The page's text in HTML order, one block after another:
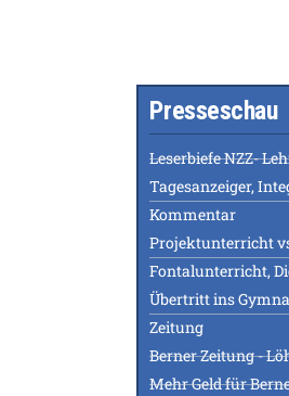
Presseschau
Leserbiefe NZZ-
Tagesanzeiger,
Kommentar
Projektunterricht
Fontalunterricht,
Übertritt ins
Zeitung
Berner Zeitung -
Mehr Geld für